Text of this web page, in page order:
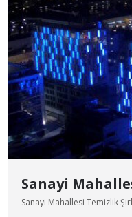
Sanayi
Sanayi Mahallesi Temizlik